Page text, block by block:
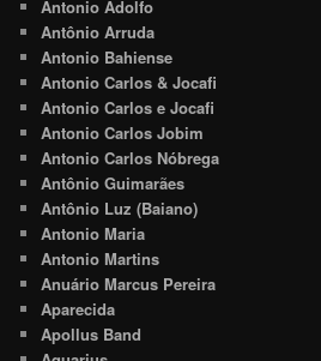
Antonio Adolfo
Antônio Arruda
Antonio Bahiense
Antonio Carlos & Jocafi
Antonio Carlos e Jocafi
Antonio Carlos Jobim
Antonio Carlos Nóbrega
Antônio Guimarães
Antônio Luz (Baiano)
Antonio Maria
Antonio Martins
Anuário Marcus Pereira
Aparecida
Apollus Band